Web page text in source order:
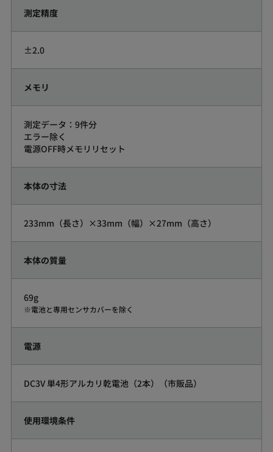
測定精度
±2.0
メモリ
測定データ：9件分
エラー除く
電源OFF時メモリリセット
本体の寸法
233mm（長さ）×33mm（幅）×27mm（高さ）
本体の質量
69g
電池と専用センサカバーを除く
電源
DC3V 単4形アルカリ乾電池（2本）（市販品）
使用環境条件